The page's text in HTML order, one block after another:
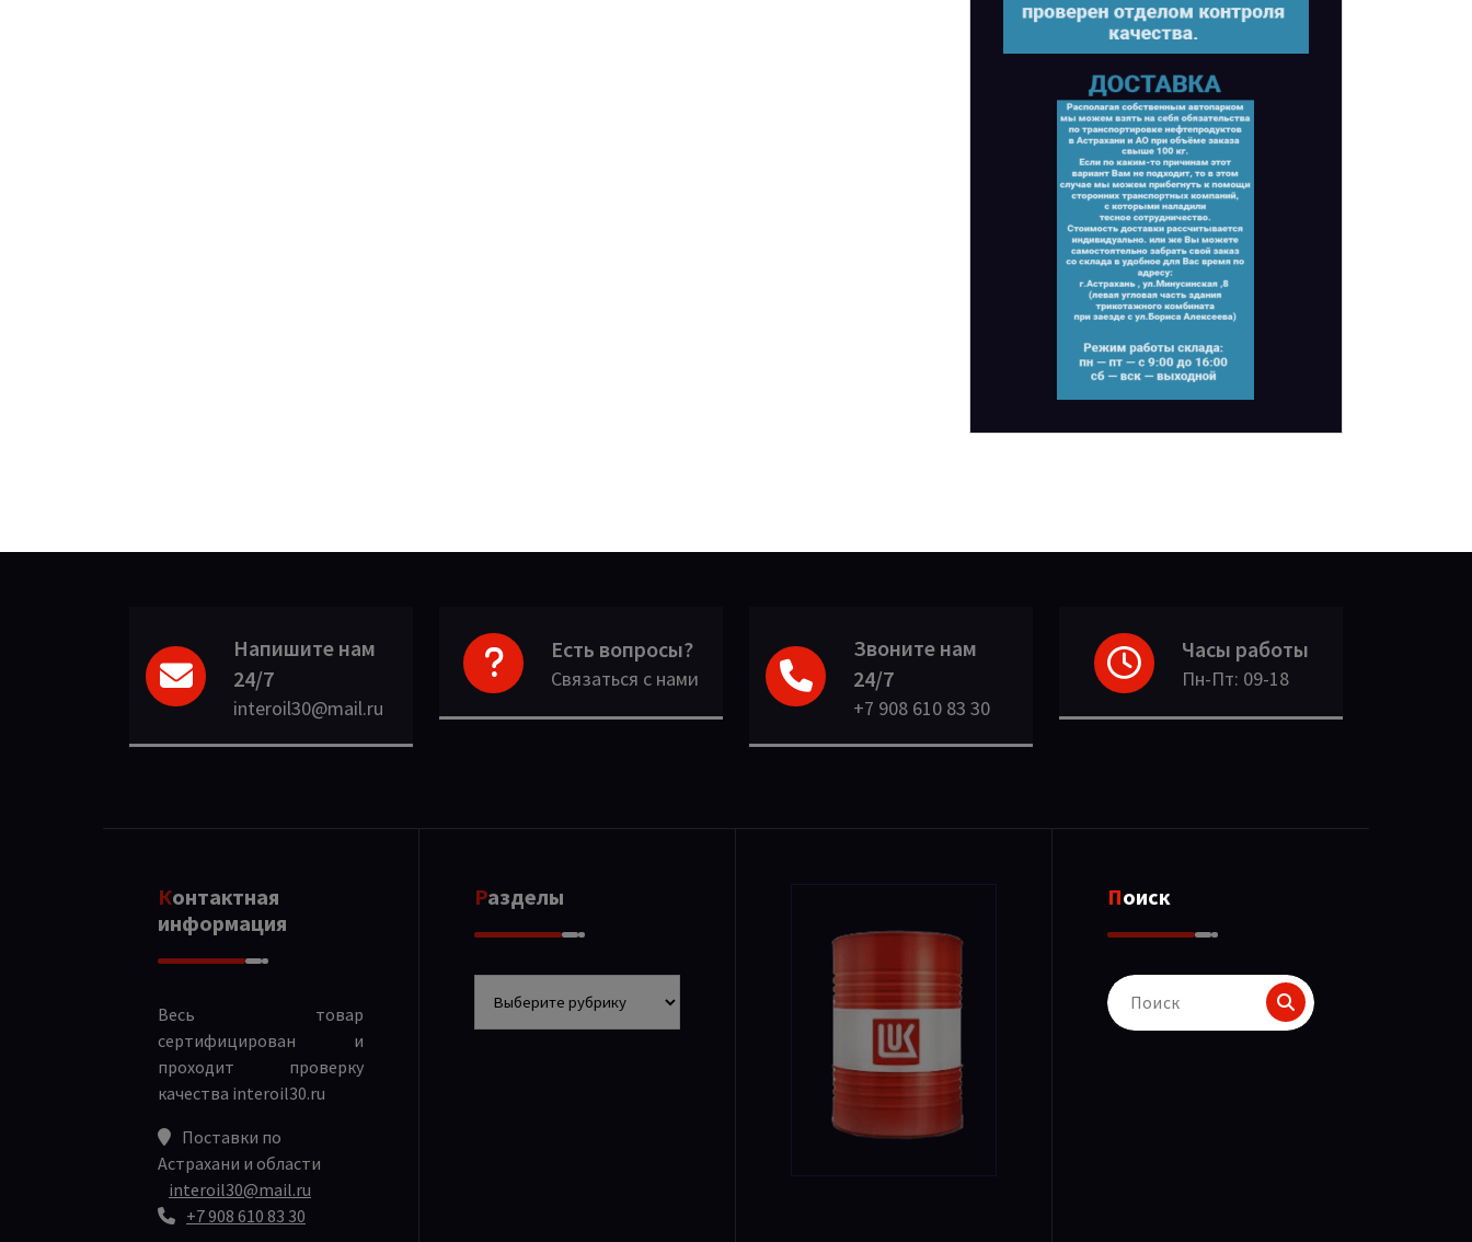
Напишите нам
24/7
interoil30@mail.ru
Есть вопросы?
Связаться с нами
Звоните нам
24/7
+7 908 610 83 30
Часы работы
Пн-Пт: 09-18
Контактная
информация
Весь товар
сертифицирован и
проходит проверку
качества interoil30.ru
Поставки по
Астрахани и области
interoil30@mail.ru
+7 908 610 83 30
Разделы Поиск
Поиск
для: